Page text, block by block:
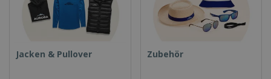
Jacken & Pullover Zubehör